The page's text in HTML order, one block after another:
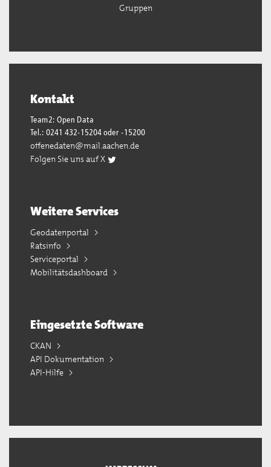
Gruppen
Kontakt
Team2: Open Data
Tel.: 0241 432-15204 oder -15200
offenedaten@mail.aachen.de
Folgen Sie uns auf X
Weitere Services
Geodatenportal
Ratsinfo
Serviceportal
Mobilitätsdashboard
Eingesetzte Software
CKAN
API Dokumentation
API-Hilfe